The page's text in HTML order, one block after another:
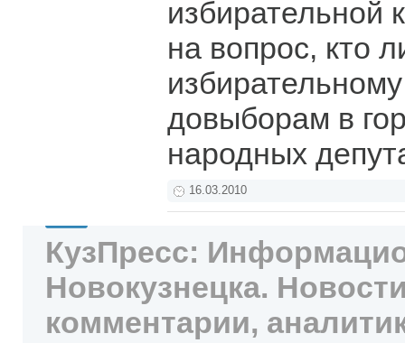
избирательной
на вопрос, кто
довыборам в
народных
16.03.2010
КузПресс:
Новокузнецка.
комментарии,